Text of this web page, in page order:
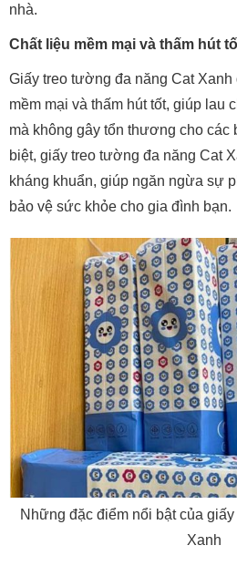
nhà.
Chất liệu mềm mại và thấm hút
Giấy treo tường đa năng Cat
mềm mại và thấm hút tốt, giúp lau
mà không gây tổn thương cho các
biệt, giấy treo tường đa năng Cat
kháng khuẩn, giúp ngăn ngừa sự
bảo vệ sức khỏe cho gia đình bạn.
Những đặc điểm nổi bật của
Xanh